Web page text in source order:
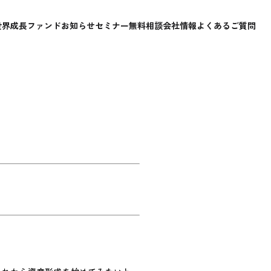
成長ファンドお知らせセミナー無料相談会社情報よくあるご質問